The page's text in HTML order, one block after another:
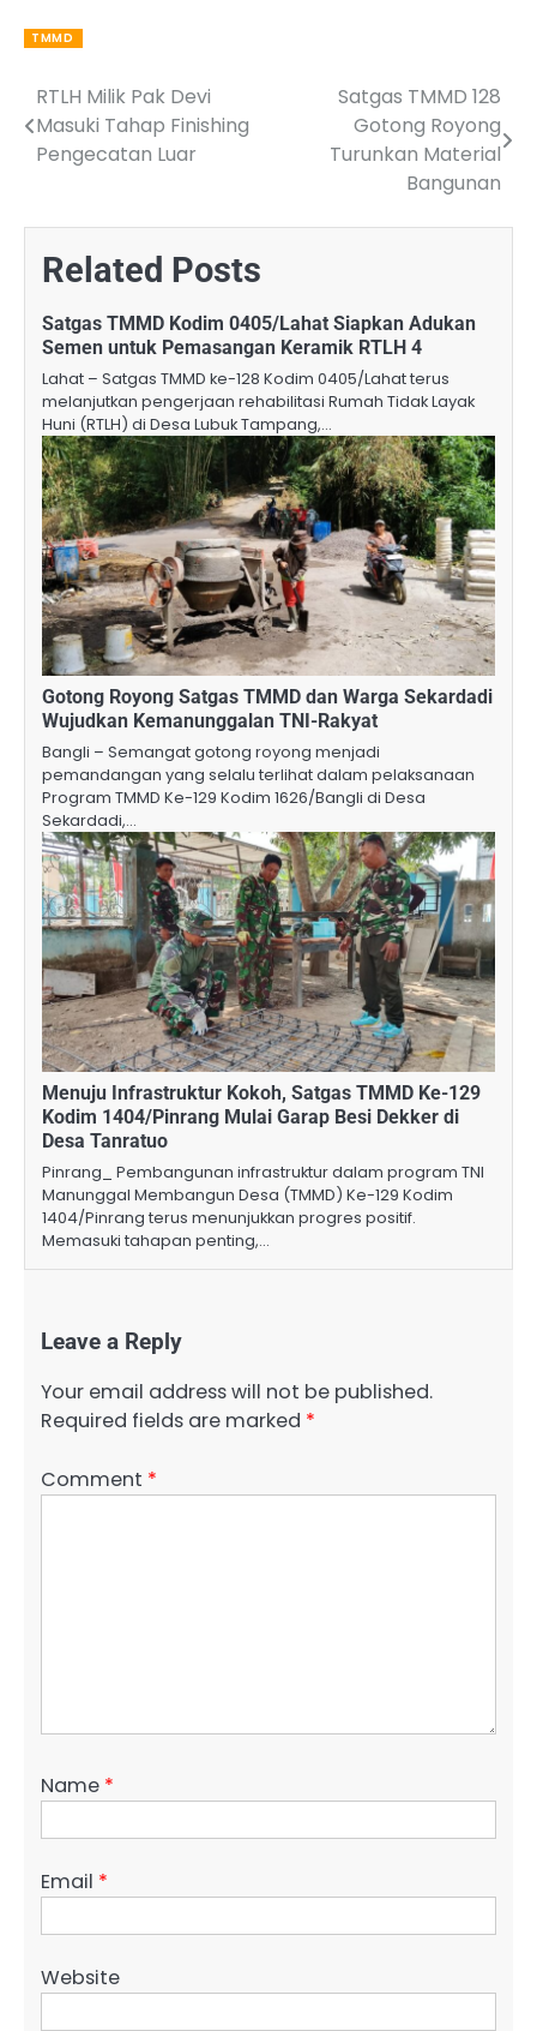
TMMD
Post
navigation
RTLH Milik Pak Devi
Masuki Tahap Finishing
Pengecatan Luar
Satgas TMMD 128
Gotong Royong
Turunkan Material
Bangunan
Related Posts
Satgas TMMD Kodim 0405/Lahat Siapkan Adukan
Semen untuk Pemasangan Keramik RTLH 4
Lahat – Satgas TMMD ke-128 Kodim 0405/Lahat terus
melanjutkan pengerjaan rehabilitasi Rumah Tidak Layak
Huni (RTLH) di Desa Lubuk Tampang,…
Gotong Royong Satgas TMMD dan Warga Sekardadi
Wujudkan Kemanunggalan TNI-Rakyat
Bangli – Semangat gotong royong menjadi
pemandangan yang selalu terlihat dalam pelaksanaan
Program TMMD Ke-129 Kodim 1626/Bangli di Desa
Sekardadi,…
Menuju Infrastruktur Kokoh, Satgas TMMD Ke-129
Kodim 1404/Pinrang Mulai Garap Besi Dekker di
Desa Tanratuo
Pinrang_ Pembangunan infrastruktur dalam program TNI
Manunggal Membangun Desa (TMMD) Ke-129 Kodim
1404/Pinrang terus menunjukkan progres positif.
Memasuki tahapan penting,…
Leave a Reply
Your email address will not be published.
Required fields are marked *
Comment *
Name *
Email *
Website